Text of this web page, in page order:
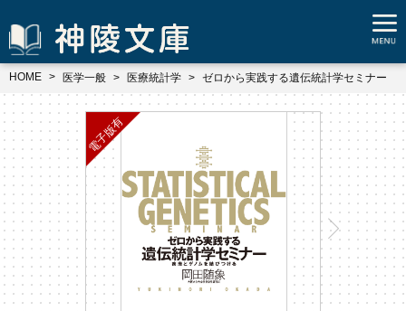
HOME 医学一般 医療統計学 ゼロから実践する遺伝統計学セミナー